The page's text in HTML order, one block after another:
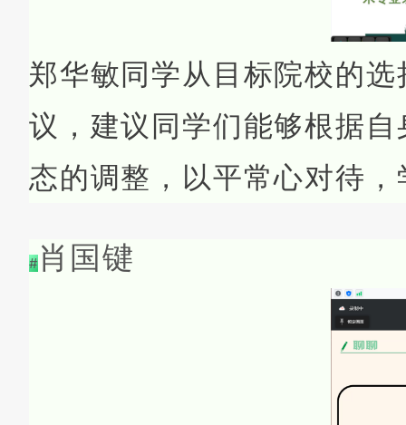
郑华敏同学从目标院校的
议，建议同学们能够根据
态的调整，以平常心对待
# 肖国键